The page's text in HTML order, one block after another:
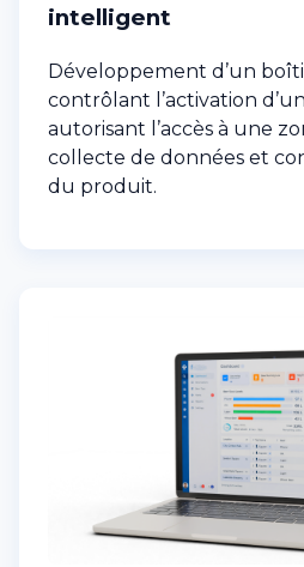
intelligent
Développement d’un
contrôlant l’activation
autorisant l’accès à une
collecte de données et
du produit.